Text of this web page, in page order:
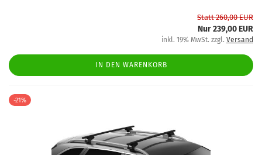
Statt 260,00 EUR
Nur 239,00 EUR
inkl. 19% MwSt. zzgl. Versand
IN DEN WARENKORB
-21%